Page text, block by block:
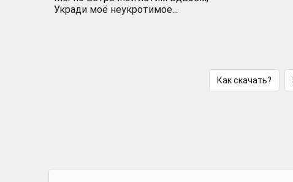
Укради моё неукротимое...
Как скачать?